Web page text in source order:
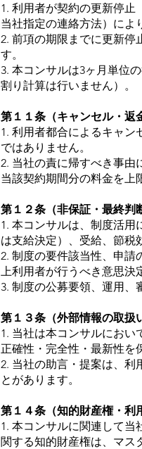
1. 利用者が契約の更新停
当社指定の連絡方法）によ
2. 前項の期限までに更新停
す。
3. 本コンサルは3ヶ月単位
割り計算は行いません）。
第１１条（キャンセル・返
1. 利用者都合によるキャ
ではありません。
2. 当社の責に帰すべき事由
当該契約期間分の料金を上
第１２条（非保証・最終判
1. 本コンサルは、制度活
は支給決定）、受給、節税
2. 制度の要件該当性、申請
上利用者が行うべき意思決
3. 制度の公募要領、運用、
第１３条（外部情報の取扱
1. 当社は本コンサルにお
正確性・完全性・最新性を
2. 当社の助言・提案は、利
とがあります。
第１４条（知的財産権・利
1. 本コンサルに関連して
関する知的財産権は、マス